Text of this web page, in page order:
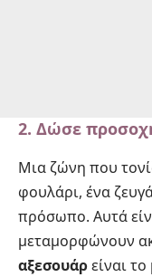
2. Δώσε
Μια ζώνη που
φουλάρι, ένα
πρόσωπο. Αυτά
μεταμορφώνουν
αξεσουάρείναι